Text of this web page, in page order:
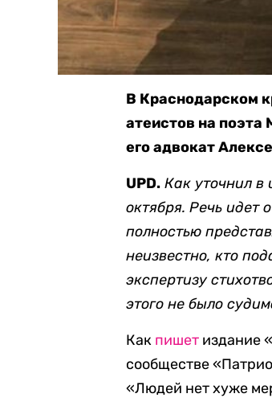
В Краснодарском
атеистов на поэта
его адвокат
UPD. Как уточнил в
октября. Речь идет
полностью
неизвестно, кто
экспертизу
этого не было
Как пишет издание
сообществе
«Людей нет хуже